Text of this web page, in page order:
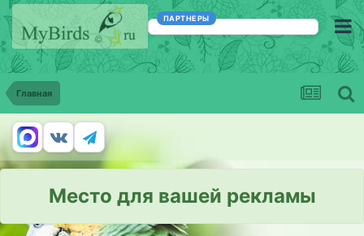
ПАРТНЕРЫ
Главная
Место для вашей рекламы